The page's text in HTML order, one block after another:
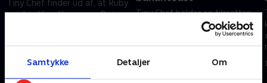
Samtykke Detaljer Om
Tiny Chef finder ud af, at Ruby
spiste al basilikummen. Dejen,
Tiny Chef holder en filmaften
for sine venner. Han forsøger